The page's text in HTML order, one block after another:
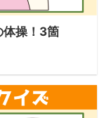
体操！3箇